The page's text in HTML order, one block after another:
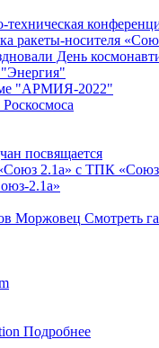
техническая
ракеты-носителя
День
"АРМИЯ-2022"
посвящается
2.1а» с ТПК
2.1а»
Моржовец Смотреть
Подробнее